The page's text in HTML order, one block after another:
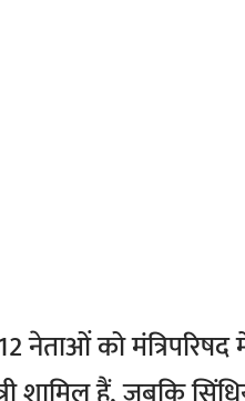
को मंत्रिपरिषद